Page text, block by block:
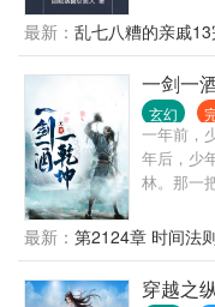
家的人数
猪！” 北
咬死的人
干年后，
球三圈！
最新： 乱七八糟的亲戚
一剑一
玄幻
一年前，
年后，少
林。那一
前拔出那
剑下，
最新： 第2124章 时间法
穿越之